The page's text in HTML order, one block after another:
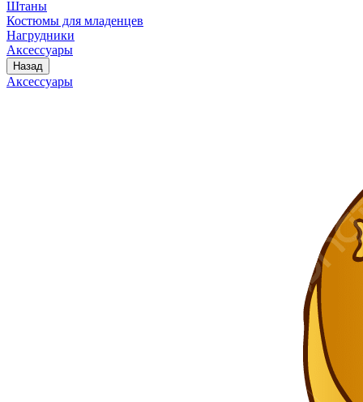
Штаны
Костюмы для младенцев
Нагрудники
Аксессуары
Назад
Аксессуары